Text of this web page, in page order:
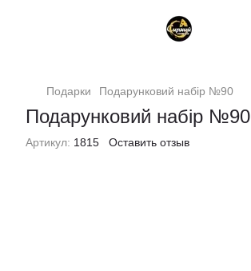
Подарки Подарунковий набір №90
Подарунковий набір №90
Артикул: 1815 Оставить отзыв